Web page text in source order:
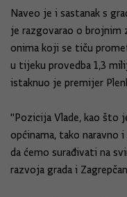
Naveo je i sastanak s
je razgovarao o
onima koji se tiču
u tijeku provedba 1,3
istaknuo je premijer
"Pozicija Vlade, kao što
općinama, tako naravno
da ćemo surađivati na
razvoja grada i